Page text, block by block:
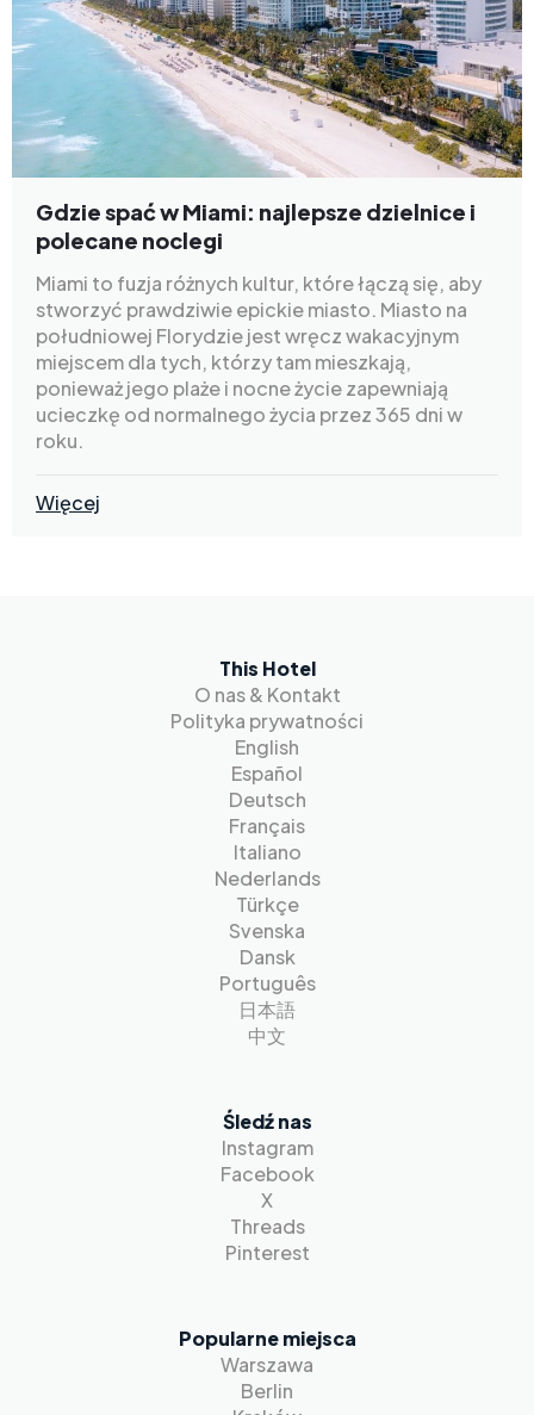
Gdzie spać w Miami: najlepsze dzielnice i
polecane noclegi
Miami to fuzja różnych kultur, które łączą się, aby
stworzyć prawdziwie epickie miasto. Miasto na
południowej Florydzie jest wręcz wakacyjnym
miejscem dla tych, którzy tam mieszkają,
ponieważ jego plaże i nocne życie zapewniają
ucieczkę od normalnego życia przez 365 dni w
roku.
Więcej
This Hotel
O nas & Kontakt
Polityka prywatności
English
Español
Deutsch
Français
Italiano
Nederlands
Türkçe
Svenska
Dansk
Português
日本語
中文
Śledź nas
Instagram
Facebook
X
Threads
Pinterest
Popularne miejsca
Warszawa
Berlin